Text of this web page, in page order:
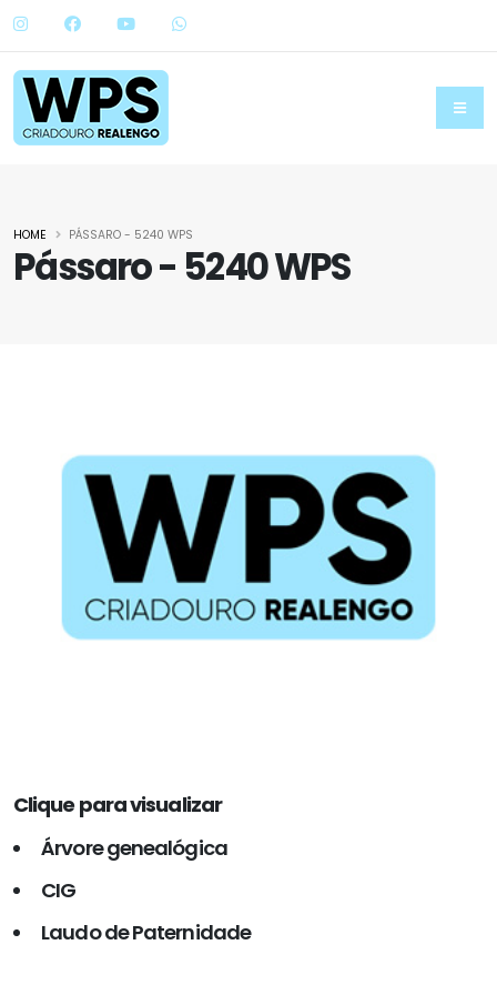
Pássaro - 5240 WPS
HOME PÁSSARO - 5240 WPS
Clique para visualizar
Árvore genealógica
CIG
Laudo de Paternidade